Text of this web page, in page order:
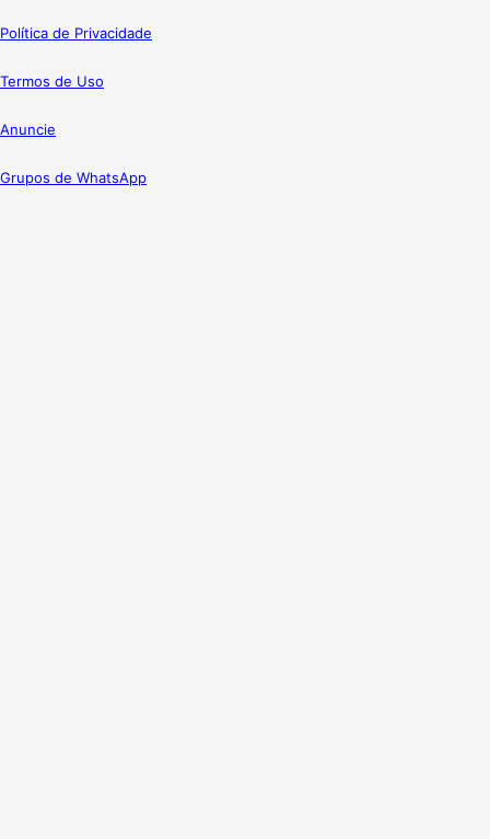
Política de Privacidade
Termos de Uso
Anuncie
Grupos de WhatsApp